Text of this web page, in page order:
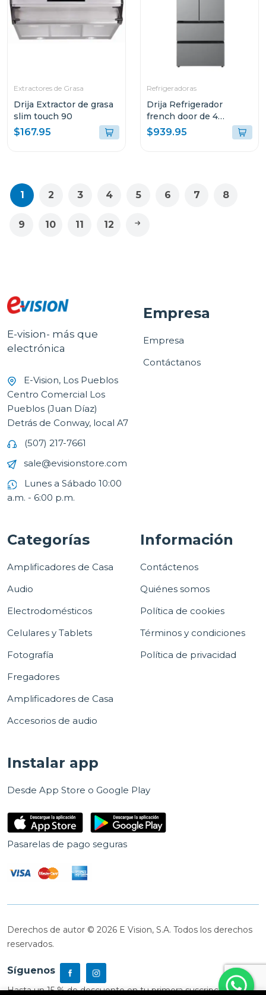
Extractores de Grasa
Drija Extractor de grasa
slim touch 90
$167.95
Refrigeradoras
Drija Refrigerador
french door de 4
puertas 18cuft inverter
color acero
$939.95
1 2 3 4 5 6 7 8
9 10 11 12
E-vision- más que
electrónica
E-Vision, Los Pueblos
Centro Comercial Los
Pueblos (Juan Díaz)
Detrás de Conway, local A7
(507) 217-7661
sale@evisionstore.com
Lunes a Sábado 10:00
a.m. - 6:00 p.m.
Empresa
Empresa
Contáctanos
Categorías
Amplificadores de Casa
Audio
Electrodomésticos
Celulares y Tablets
Fotografía
Fregadores
Amplificadores de Casa
Accesorios de audio
Información
Contáctenos
Quiénes somos
Política de cookies
Términos y condiciones
Política de privacidad
Instalar app
Desde App Store o Google Play
Pasarelas de pago seguras
Derechos de autor © 2026 E Vision, S.A. Todos los derechos
reservados.
Síguenos
Hasta un 15 % de descuento en tu primera suscripción